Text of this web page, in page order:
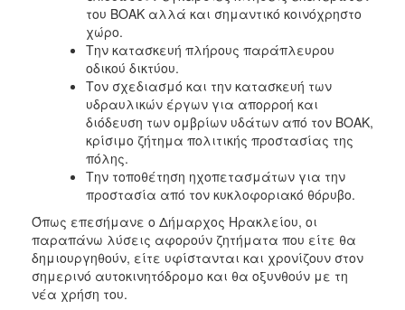
του ΒΟΑΚ αλλά και σημαντικό κοινόχρηστο
χώρο.
Την κατασκευή πλήρους παράπλευρου
οδικού δικτύου.
Τον σχεδιασμό και την κατασκευή των
υδραυλικών έργων για απορροή και
διόδευση των ομβρίων υδάτων από τον ΒΟΑΚ,
κρίσιμο ζήτημα πολιτικής προστασίας της
πόλης.
Την τοποθέτηση ηχοπετασμάτων για την
προστασία από τον κυκλοφοριακό θόρυβο.
Όπως επεσήμανε ο Δήμαρχος Ηρακλείου, οι
παραπάνω λύσεις αφορούν ζητήματα που είτε θα
δημιουργηθούν, είτε υφίστανται και χρονίζουν στον
σημερινό αυτοκινητόδρομο και θα οξυνθούν με τη
νέα χρήση του.